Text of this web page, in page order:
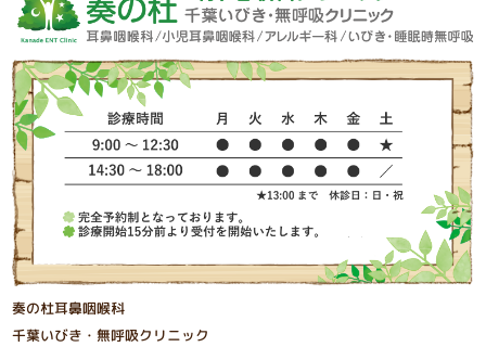
奏の杜耳鼻咽喉科
千葉いびき・無呼吸クリニック